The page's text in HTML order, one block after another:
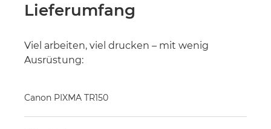
Lieferumfang
Viel arbeiten, viel drucken – mit wenig
Ausrüstung:
Canon PIXMA TR150